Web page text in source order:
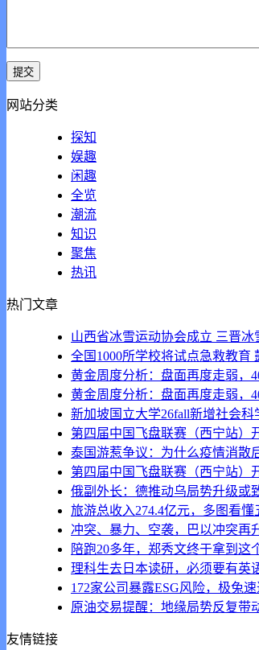
网站分类
探知
娱趣
闲趣
全览
潮流
知识
聚焦
热讯
热门文章
山西省冰雪运动协会成立 三晋
全国1000所学校将试点急救教育
黄金周度分析：盘面再度走弱，
黄金周度分析：盘面再度走弱，
新加坡国立大学26fall新增社会科
第四届中国飞盘联赛（西宁站）
泰国游惹争议：为什么疫情消散
第四届中国飞盘联赛（西宁站）
俄副外长：德推动乌局势升级或
旅游总收入274.4亿元，多图看懂
冲突、暴力、空袭，巴以冲突再
陪跑20多年，郑秀文终于拿到这
理科生去日本读研，必须要有英
172家公司暴露ESG风险，极兔
原油交易提醒：地缘局势反复带
友情链接